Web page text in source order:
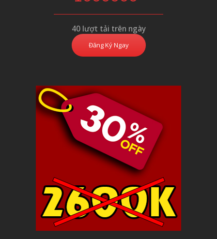
40 lượt tải trên ngày
Đăng Ký Ngay